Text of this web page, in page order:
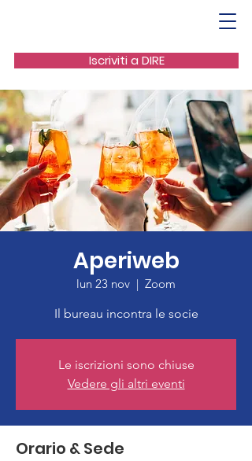
Iscriviti a DIRE
Aperiweb
lun 23 nov
  |
Zoom
Il bureau incontra le socie
Le iscrizioni sono chiuse
Vedere gli altri eventi
Orario & Sede